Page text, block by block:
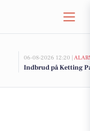
06-08-2026 12:20 |
Indbrud på Ketting